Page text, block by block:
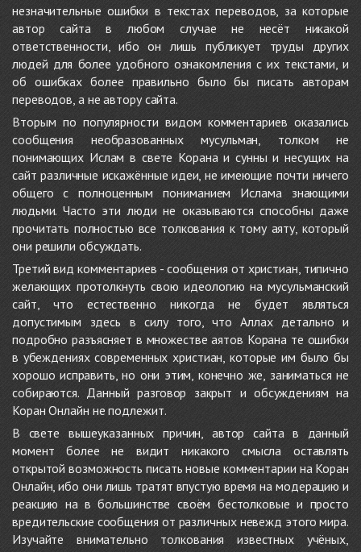
незначительные ошибки в текстах переводов, за которые
автор сайта в любом случае не несёт никакой
ответственности, ибо он лишь публикует труды других
людей для более удобного ознакомления с их текстами, и
об ошибках более правильно было бы писать авторам
переводов, а не автору сайта.
Вторым по популярности видом комментариев оказались
сообщения необразованных мусульман, толком не
понимающих Ислам в свете Корана и сунны и несущих на
сайт различные искажённые идеи, не имеющие почти ничего
общего с полноценным пониманием Ислама знающими
людьми. Часто эти люди не оказываются способны даже
прочитать полностью все толкования к тому аяту, который
они решили обсуждать.
Третий вид комментариев - сообщения от христиан, типично
желающих протолкнуть свою идеологию на мусульманский
сайт, что естественно никогда не будет являться
допустимым здесь в силу того, что Аллах детально и
подробно разъясняет в множестве аятов Корана те ошибки
в убеждениях современных христиан, которые им было бы
хорошо исправить, но они этим, конечно же, заниматься не
собираются. Данный разговор закрыт и обсуждениям на
Коран Онлайн не подлежит.
В свете вышеуказанных причин, автор сайта в данный
момент более не видит никакого смысла оставлять
открытой возможность писать новые комментарии на Коран
Онлайн, ибо они лишь тратят впустую время на модерацию и
реакцию на в большинстве своём бестолковые и просто
вредительские сообщения от различных невежд этого мира.
Изучайте внимательно толкования известных учёных,